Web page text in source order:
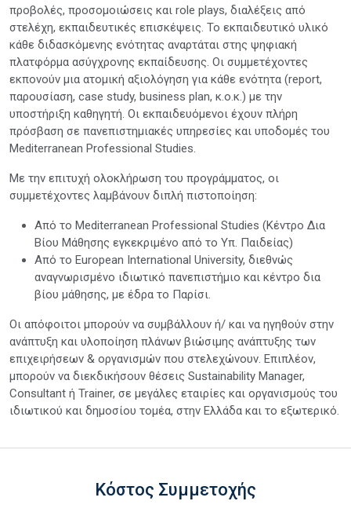
προβολές, προσομοιώσεις και role plays, διαλέξεις από
στελέχη, εκπαιδευτικές επισκέψεις. Το εκπαιδευτικό υλικό
κάθε διδασκόμενης ενότητας αναρτάται στης ψηφιακή
πλατφόρμα ασύγχρονης εκπαίδευσης. Οι συμμετέχοντες
εκπονούν μια ατομική αξιολόγηση για κάθε ενότητα (report,
παρουσίαση, case study, business plan, κ.ο.κ.) με την
υποστήριξη καθηγητή. Οι εκπαιδευόμενοι έχουν πλήρη
πρόσβαση σε πανεπιστημιακές υπηρεσίες και υποδομές του
Mediterranean Professional Studies.
Με την επιτυχή ολοκλήρωση του προγράμματος, οι
συμμετέχοντες λαμβάνουν διπλή πιστοποίηση:
Από το Mediterranean Professional Studies (Κέντρο Δια
Βίου Μάθησης εγκεκριμένο από το Υπ. Παιδείας)
Από το European International University, διεθνώς
αναγνωρισμένο ιδιωτικό πανεπιστήμιο και κέντρο δια
βίου μάθησης, με έδρα το Παρίσι.
Οι απόφοιτοι μπορούν να συμβάλλουν ή/ και να ηγηθούν στην
ανάπτυξη και υλοποίηση πλάνων βιώσιμης ανάπτυξης των
επιχειρήσεων & οργανισμών που στελεχώνουν. Επιπλέον,
μπορούν να διεκδικήσουν θέσεις Sustainability Manager,
Consultant ή Trainer, σε μεγάλες εταιρίες και οργανισμούς του
ιδιωτικού και δημοσίου τομέα, στην Ελλάδα και το εξωτερικό.
Κόστος Συμμετοχής